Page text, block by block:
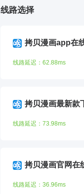
线路选择
拷贝漫画app在
线路延迟：62.88ms
拷贝漫画最新款
线路延迟：73.98ms
拷贝漫画官网在
线路延迟：36.96ms